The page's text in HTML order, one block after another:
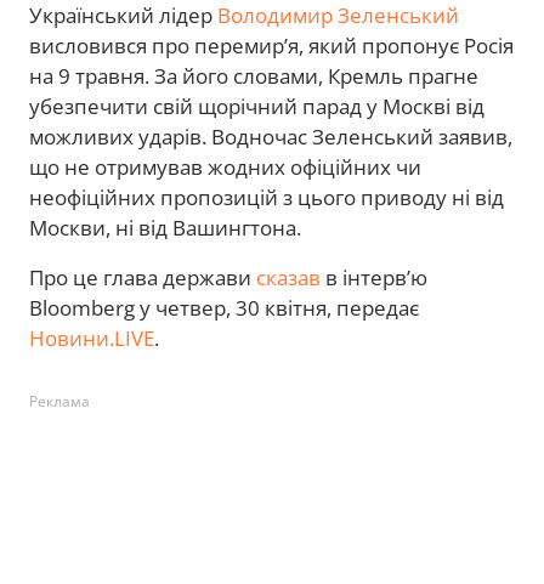
Український лідер Володимир Зеленський
висловився про перемирʼя, який пропонує Росія
на 9 травня. За його словами, Кремль прагне
убезпечити свій щорічний парад у Москві від
можливих ударів. Водночас Зеленський заявив,
що не отримував жодних офіційних чи
неофіційних пропозицій з цього приводу ні від
Москви, ні від Вашингтона.
Про це глава держави сказав в інтервʼю
Bloomberg у четвер, 30 квітня, передає
Новини.LIVE.
Реклама